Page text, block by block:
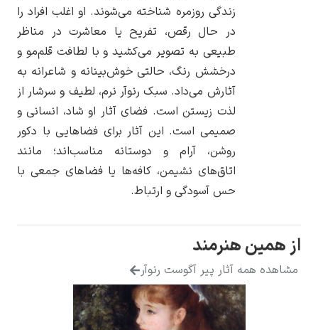
پل سزان
یوهانس فرمیر
پرفروش‌ترین
تابلوها
زندگی روزمره شناخته می‌شوند. او اغلب افراد را
در حال رقص، تفریح یا معاشرت در مناظر
طبیعی به تصویر می‌کشید و با لطافت قلم‌مو و
درخشش رنگ، حالتی خوش‌بینانه و شاعرانه به
آثارش می‌داد. سبک رنوآر نرم، لطیف و سرشار از
لذت زیستن است. فضای آثار او شاد، انسانی و
صمیمی است. این آثار برای فضاهایی با دکور
روشن، آرام و دوستانه مناسب‌اند؛ مانند
اتاق‌های نشیمن، کافه‌ها یا فضاهای جمعی با
حس آسودگی و ارتباط.
از همین هنرمند
مشاهده همه آثار پیر آگوست رنوآر